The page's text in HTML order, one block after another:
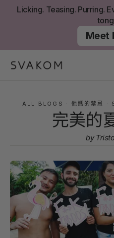
Licking. Teasing. Purring.
Meet
ALL BLOGS · 他媽的禁忌 ·
完美的
by